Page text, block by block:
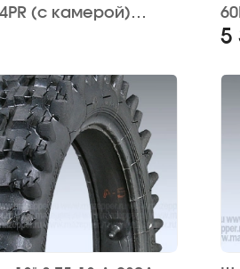
(с камерой)
(кросс)
5